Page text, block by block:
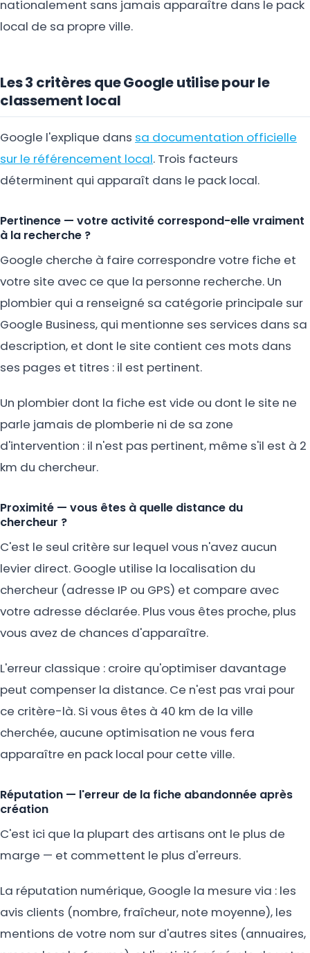
nationalement sans jamais apparaître dans le pack
local de sa propre ville.
Les 3 critères que Google utilise pour le
classement local
Google l'explique dans sa documentation officielle
sur le référencement local. Trois facteurs
déterminent qui apparaît dans le pack local.
Pertinence — votre activité correspond-elle vraiment
à la recherche ?
Google cherche à faire correspondre votre fiche et
votre site avec ce que la personne recherche. Un
plombier qui a renseigné sa catégorie principale sur
Google Business, qui mentionne ses services dans sa
description, et dont le site contient ces mots dans
ses pages et titres : il est pertinent.
Un plombier dont la fiche est vide ou dont le site ne
parle jamais de plomberie ni de sa zone
d'intervention : il n'est pas pertinent, même s'il est à 2
km du chercheur.
Proximité — vous êtes à quelle distance du
chercheur ?
C'est le seul critère sur lequel vous n'avez aucun
levier direct. Google utilise la localisation du
chercheur (adresse IP ou GPS) et compare avec
votre adresse déclarée. Plus vous êtes proche, plus
vous avez de chances d'apparaître.
L'erreur classique : croire qu'optimiser davantage
peut compenser la distance. Ce n'est pas vrai pour
ce critère-là. Si vous êtes à 40 km de la ville
cherchée, aucune optimisation ne vous fera
apparaître en pack local pour cette ville.
Réputation — l'erreur de la fiche abandonnée après
création
C'est ici que la plupart des artisans ont le plus de
marge — et commettent le plus d'erreurs.
La réputation numérique, Google la mesure via : les
avis clients (nombre, fraîcheur, note moyenne), les
mentions de votre nom sur d'autres sites (annuaires,